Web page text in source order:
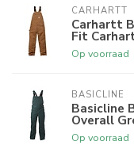
CARHARTT
Carhartt
Fit
Op voorraad
BASICLINE
Basicline
Overall
Op voorraad